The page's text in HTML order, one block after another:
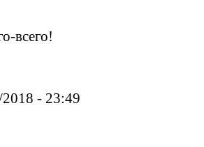
всего!
- 23:49